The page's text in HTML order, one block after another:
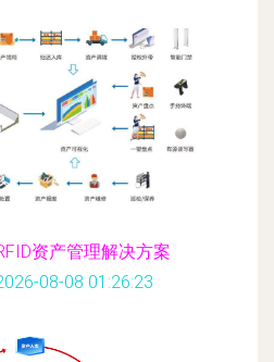
资产管理解决方案
08-08 01:26:23